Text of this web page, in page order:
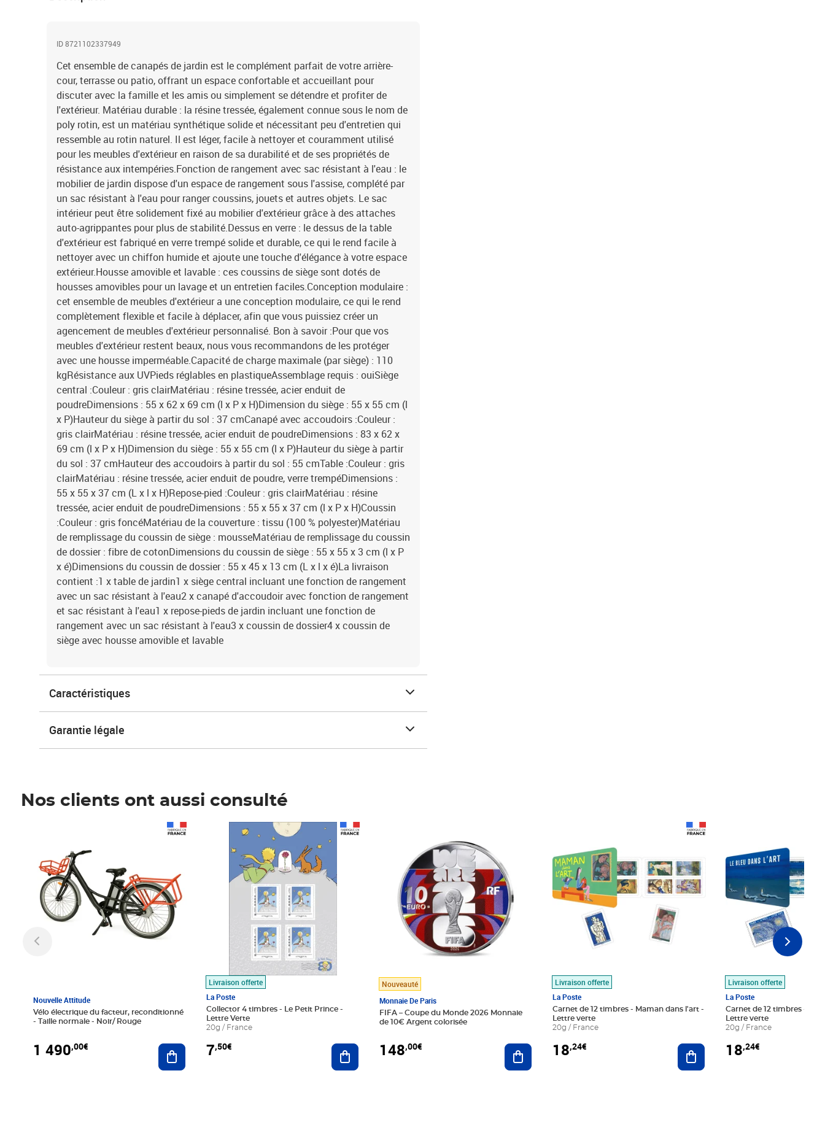
ID 8721102337949
Cet ensemble de canapés de jardin est le complément parfait de votre arrière-
cour, terrasse ou patio, offrant un espace confortable et accueillant pour
discuter avec la famille et les amis ou simplement se détendre et profiter de
l'extérieur. Matériau durable : la résine tressée, également connue sous le nom de
poly rotin, est un matériau synthétique solide et nécessitant peu d'entretien qui
ressemble au rotin naturel. Il est léger, facile à nettoyer et couramment utilisé
pour les meubles d'extérieur en raison de sa durabilité et de ses propriétés de
résistance aux intempéries.Fonction de rangement avec sac résistant à l'eau : le
mobilier de jardin dispose d'un espace de rangement sous l'assise, complété par
un sac résistant à l'eau pour ranger coussins, jouets et autres objets. Le sac
intérieur peut être solidement fixé au mobilier d'extérieur grâce à des attaches
auto-agrippantes pour plus de stabilité.Dessus en verre : le dessus de la table
d'extérieur est fabriqué en verre trempé solide et durable, ce qui le rend facile à
nettoyer avec un chiffon humide et ajoute une touche d'élégance à votre espace
extérieur.Housse amovible et lavable : ces coussins de siège sont dotés de
housses amovibles pour un lavage et un entretien faciles.Conception modulaire :
cet ensemble de meubles d'extérieur a une conception modulaire, ce qui le rend
complètement flexible et facile à déplacer, afin que vous puissiez créer un
agencement de meubles d'extérieur personnalisé. Bon à savoir :Pour que vos
meubles d'extérieur restent beaux, nous vous recommandons de les protéger
avec une housse imperméable.Capacité de charge maximale (par siège) : 110
kgRésistance aux UVPieds réglables en plastiqueAssemblage requis : ouiSiège
central :Couleur : gris clairMatériau : résine tressée, acier enduit de
poudreDimensions : 55 x 62 x 69 cm (l x P x H)Dimension du siège : 55 x 55 cm (l
x P)Hauteur du siège à partir du sol : 37 cmCanapé avec accoudoirs :Couleur :
gris clairMatériau : résine tressée, acier enduit de poudreDimensions : 83 x 62 x
69 cm (l x P x H)Dimension du siège : 55 x 55 cm (l x P)Hauteur du siège à partir
du sol : 37 cmHauteur des accoudoirs à partir du sol : 55 cmTable :Couleur : gris
clairMatériau : résine tressée, acier enduit de poudre, verre trempéDimensions :
55 x 55 x 37 cm (L x l x H)Repose-pied :Couleur : gris clairMatériau : résine
tressée, acier enduit de poudreDimensions : 55 x 55 x 37 cm (l x P x H)Coussin
:Couleur : gris foncéMatériau de la couverture : tissu (100 % polyester)Matériau
de remplissage du coussin de siège : mousseMatériau de remplissage du coussin
de dossier : fibre de cotonDimensions du coussin de siège : 55 x 55 x 3 cm (l x P
x é)Dimensions du coussin de dossier : 55 x 45 x 13 cm (L x l x é)La livraison
contient :1 x table de jardin1 x siège central incluant une fonction de rangement
avec un sac résistant à l'eau2 x canapé d'accoudoir avec fonction de rangement
et sac résistant à l'eau1 x repose-pieds de jardin incluant une fonction de
rangement avec un sac résistant à l'eau3 x coussin de dossier4 x coussin de
siège avec housse amovible et lavable
Caractéristiques
Garantie légale
Nos clients ont aussi consulté
Nouvelle Attitude
Vélo électrique du facteur, reconditionné
- Taille normale - Noir/ Rouge
1 490,00€ Ajouter au panier
Livraison offerte
La Poste
Collector 4 timbres - Le Petit Prince -
Lettre Verte
20g / France
7,50€
Prix 7,50€
Ajouter au panier
Nouveauté
Monnaie De Paris
FIFA – Coupe du Monde 2026 Monnaie
de 10€ Argent colorisée
148,00€ Ajouter au panier
Livraison offerte
La Poste
Carnet de 12 timbres - Maman dans l'art -
Lettre verte
20g / France
18,24€ Ajouter au panier
Livraison offerte
La Poste
Carnet de 12 timbres - Le
Lettre verte
20g / France
18,24€